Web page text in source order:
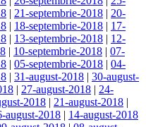
| 21-septembrie-2018 | 20-
| 18-septembrie-2018 | 17-
| 13-septembrie-2018 | 12-
| 10-septembrie-2018 | 07-
| 05-septembrie-2018 | 04-
| 31-august-2018 | 30-august-
| 27-august-2018 | 24-
2018 | 21-august-2018 |
august-2018 | 14-august-2018